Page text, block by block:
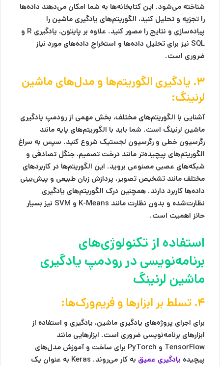
شناخته می‌شود. این کتابخانه‌ها به شما امکان می‌دهند داده‌ها
را تجزیه و تحلیل کنید، الگوریتم‌های یادگیری ماشین را
پیاده‌سازی و نتایج را مصور کنید. علاوه بر پایتون، یادگیری R و
SQL نیز برای تحلیل داده‌ها و استخراج داده‌های مورد نیاز
ضروری است.
۳. یادگیری الگوریتم‌ها و مدل‌های ماشین
لرنینگ:
آشنایی با الگوریتم‌های مختلف، بخش مهمی از رودمپ یادگیری
ماشین لرنینگ است. شما باید با الگوریتم‌های پایه مانند
رگرسیون خطی و رگرسیون لجستیک شروع کنید. سپس به سراغ
الگوریتم‌های پیچیده‌تر مانند درخت تصمیم، جنگل تصادفی و
شبکه‌های عصبی مصنوعی بروید. این الگوریتم‌ها در کاربردهای
مختلف مانند تشخیص تصویر، پردازش زبان طبیعی و پیش‌بینی
داده‌ها کاربرد دارند. همچنین درک الگوریتم‌های یادگیری
نظارت‌شده و بدون نظارت مانند K-Means و SVM نیز بسیار
حائز اهمیت است.
استفاده از تکنولوژی‌های
برنامه‌نویسی در رودمپ یادگیری
ماشین لرنینگ
۴. تسلط بر ابزارها و فریم‌ورک‌ها:
برای اجرای پروژه‌های یادگیری ماشین، یادگیری و استفاده از
ابزارهای برنامه‌نویسی ضروری است. ابزارهایی مانند
TensorFlow و PyTorch برای ساخت و آموزش مدل‌های
پیچیده یادگیری عمیق به کار می‌روند. Keras به عنوان یک